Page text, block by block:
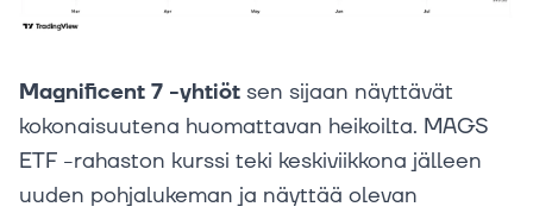
Magnificent 7 -yhtiöt sen sijaan näyttävät
kokonaisuutena huomattavan heikoilta. MAGS
ETF -rahaston kurssi teki keskiviikkona jälleen
uuden pohjalukeman ja näyttää olevan